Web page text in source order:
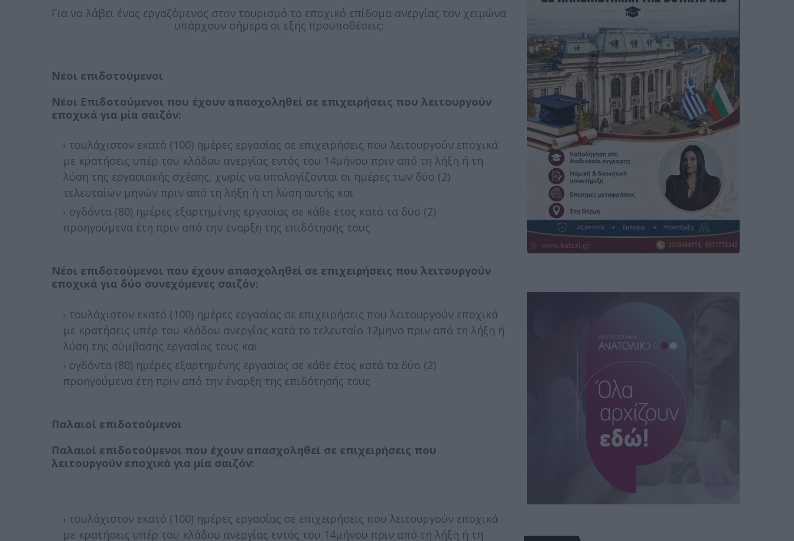
Για να λάβει ένας εργαζόμενος στον τουρισμό το εποχικό επίδομα ανεργίας τον χειμώνα
υπάρχουν σήμερα οι εξής προϋποθέσεις:
Νέοι επιδοτούμενοι
Νέοι Επιδοτούμενοι που έχουν απασχοληθεί σε επιχειρήσεις που λειτουργούν
εποχικά για μία σαιζόν:
τουλάχιστον εκατό (100) ημέρες εργασίας σε επιχειρήσεις που λειτουργούν εποχικά
με κρατήσεις υπέρ του κλάδου ανεργίας εντός του 14μήνου πριν από τη λήξη ή τη
λύση της εργασιακής σχέσης, χωρίς να υπολογίζονται οι ημέρες των δύο (2)
τελευταίων μηνών πριν από τη λήξη ή τη λύση αυτής και
ογδόντα (80) ημέρες εξαρτημένης εργασίας σε κάθε έτος κατά τα δύο (2)
προηγούμενα έτη πριν από την έναρξη της επιδότησής τους
Νέοι επιδοτούμενοι που έχουν απασχοληθεί σε επιχειρήσεις που λειτουργούν
εποχικά για δύο συνεχόμενες σαιζόν:
τουλάχιστον εκατό (100) ημέρες εργασίας σε επιχειρήσεις που λειτουργούν εποχικά
με κρατήσεις υπέρ του κλάδου ανεργίας κατά το τελευταίο 12μηνο πριν από τη λήξη ή
λύση της σύμβασης εργασίας τους και
ογδόντα (80) ημέρες εξαρτημένης εργασίας σε κάθε έτος κατά τα δύο (2)
προηγούμενα έτη πριν από την έναρξη της επιδότησής τους
Παλαιοί επιδοτούμενοι
Παλαιοί επιδοτούμενοι που έχουν απασχοληθεί σε επιχειρήσεις που
λειτουργούν εποχικά για μία σαιζόν:
τουλάχιστον εκατό (100) ημέρες εργασίας σε επιχειρήσεις που λειτουργούν εποχικά
με κρατήσεις υπέρ του κλάδου ανεργίας εντός του 14μήνου πριν από τη λήξη ή τη